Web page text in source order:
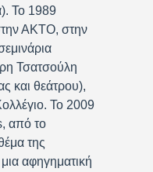
Το 1989
ΑΚΤΟ, στην
Τσατσούλη
και θεάτρου),
Το 2009
από το
της
αφηγηματική